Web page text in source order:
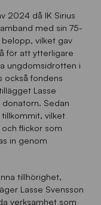
2024 då IK Sirius
med sin 75-
vilket gav
för att ytterligare
ungdomsidrotten i
också fondens
Lasse
Sedan
vilket
flickor som
in genom
tillhörighet,
Lasse Svensson
verksamhet som